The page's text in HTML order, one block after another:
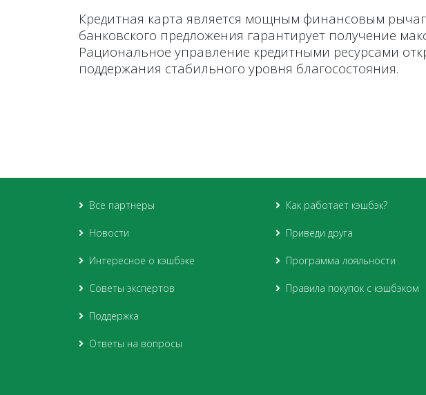
Кредитная карта является мощным финансовым
банковского предложения гарантирует получение
Рациональное управление кредитными ресурсами
поддержания стабильного уровня благосостояния.
Все партнеры
Новости
Интересное о кэшбэке
Советы экспертов
Поддержка
Ответы на вопросы
Как работает кэшбэк?
Приведи друга
Программа лояльности
Правила покупок с кэшбэком